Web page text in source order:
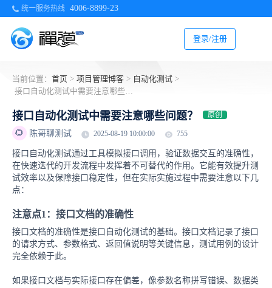
统一服务热线 4006-8899-23
登录/注册
当前位置： 首页 > 项目管理博客 > 自动化测试 >
接口自动化测试中需要注意哪些问题？
接口自动化测试中需要注意哪些问题？ 原创
🌻 陈哥聊测试 2025-08-19 10:00:00 755
接口自动化测试通过工具模拟接口调用，验证数据交互的准确性，
在快速迭代的开发流程中发挥着不可替代的作用。它能有效提升测
试效率以及保障接口稳定性，但在实际实施过程中需要注意以下几
点：
注意点1：接口文档的准确性
接口文档的准确性是接口自动化测试的基础。接口文档记录了接口
的请求方式、参数格式、返回值说明等关键信息，测试用例的设计
完全依赖于此。
如果接口文档与实际接口存在偏差，像参数名称拼写错误、数据类